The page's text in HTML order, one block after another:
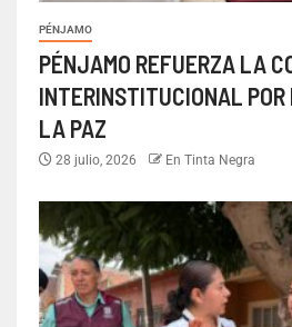
PÉNJAMO
PÉNJAMO REFUERZA LA
INTERINSTITUCIONAL
LA PAZ
28 julio, 2026 En Tinta Negra